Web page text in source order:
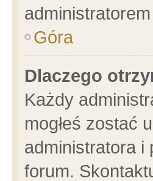
Góra
Dlaczego
Każdy
mogłeś zostać
administratora i
forum.